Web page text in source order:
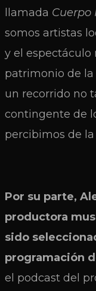
llamada
somos artistas
y el espectáculo
patrimonio de la
un recorrido no
contingente de
percibimos de la
Por su parte,
productora
sido
programación
el podcast del